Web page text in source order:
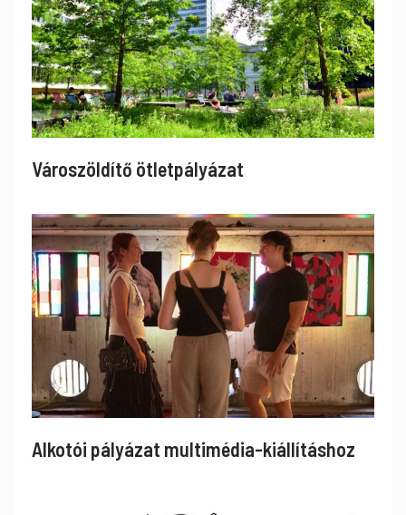
Városzöldítő ötletpályázat
Alkotói pályázat multimédia-kiállításhoz